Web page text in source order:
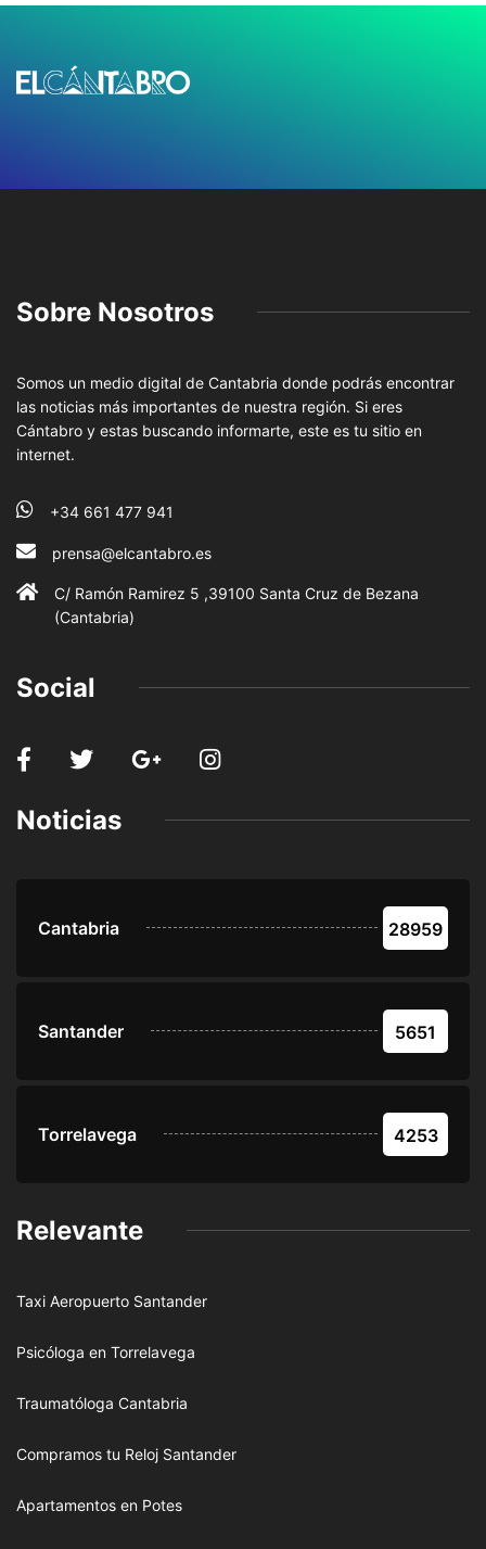
Sobre Nosotros
Somos un medio digital de Cantabria donde podrás encontrar
las noticias más importantes de nuestra región. Si eres
Cántabro y estas buscando informarte, este es tu sitio en
internet.
+34 661 477 941
prensa@elcantabro.es
C/ Ramón Ramirez 5 ,39100 Santa Cruz de Bezana
(Cantabria)
Social
Noticias
Cantabria 28959
Santander 5651
Torrelavega 4253
Relevante
Taxi Aeropuerto Santander
Psicóloga en Torrelavega
Traumatóloga Cantabria
Compramos tu Reloj Santander
Apartamentos en Potes